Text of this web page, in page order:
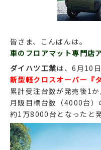
皆さま、こんばんは。
車のフロアマット専門店
ダイハツ工業は、6月10
新型軽クロスオーバー『
累計受注台数が発売後1か
月販目標台数（4000台）
約1万8000台となったと